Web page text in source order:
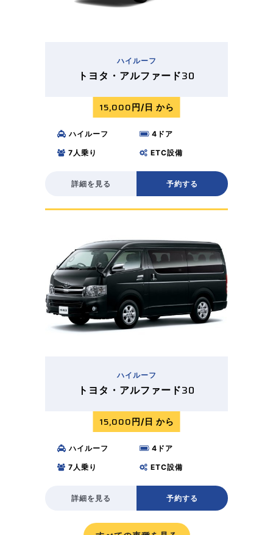
ハイルーフ​
トヨタ・アルファード30
15,000円/日 から
ハイルーフ 4 ドア
7人乗り ETC設備
詳細を見る 予約する
ハイルーフ​
トヨタ・アルファード30
15,000円/日 から
ハイルーフ 4 ドア
7人乗り ETC設備
詳細を見る 予約する